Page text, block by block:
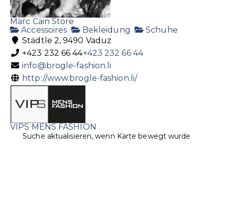
Marc Cain Store
Accessoires
Bekleidung
Schuhe
Städtle 2, 9490 Vaduz
+423 232 66 44+423 232 66 44
info@brogle-fashion.li
http://www.brogle-fashion.li/
VIPS MENS FASHION
Bekleidung
Schuhe
Suche aktualisieren, wenn Karte bewegt wurde